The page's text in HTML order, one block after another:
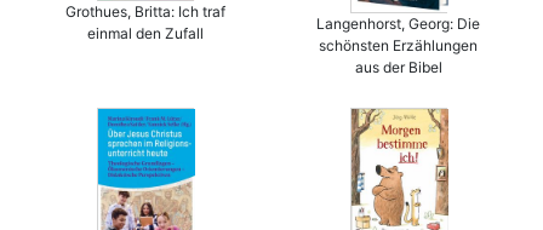
Grothues, Britta: Ich traf
einmal den Zufall
Langenhorst, Georg: Die
schönsten Erzählungen
aus der Bibel